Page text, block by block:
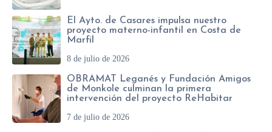
El Ayto. de Casares impulsa nuestro
proyecto materno-infantil en Costa de
Marfil
8 de julio de 2026
OBRAMAT Leganés y Fundación Amigos
de Monkole culminan la primera
intervención del proyecto ReHabitar
7 de julio de 2026